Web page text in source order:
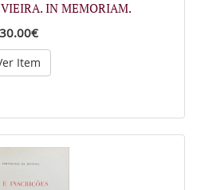
VIEIRA. IN MEMORIAM.
30.00€
Item